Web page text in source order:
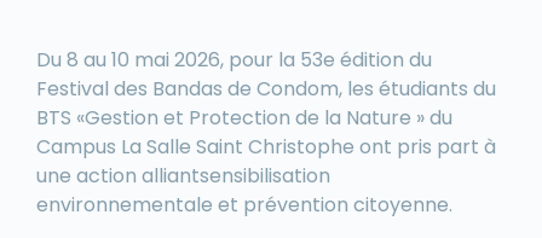
Du 8 au 10 mai 2026, pour la 53e édition du
Festival des Bandas de Condom, les étudiants du
BTS «Gestion et Protection de la Nature » du
Campus La Salle Saint Christophe ont pris part à
une action alliantsensibilisation
environnementale et prévention citoyenne.